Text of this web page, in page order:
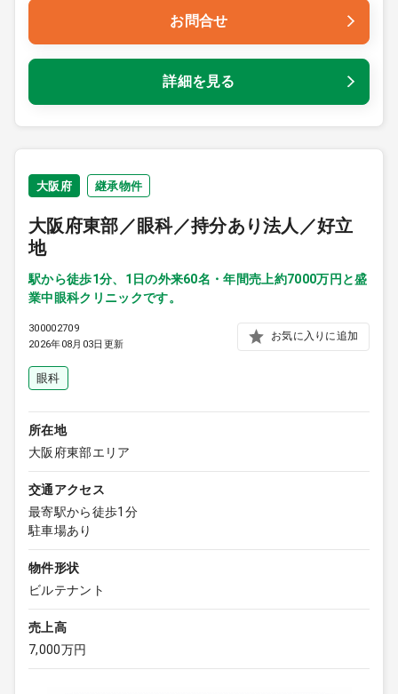
お問合せ
詳細を見る
大阪府 継承物件
大阪府東部／眼科／持分あり法人／好立
地
駅から徒歩1分、1日の外来60名・年間売上約7000万円と盛
業中眼科クリニックです。
300002709
2026年08月03日更新
お気に入りに追加
眼科
所在地
大阪府東部エリア
交通アクセス
最寄駅から徒歩1分
駐車場あり
物件形状
ビルテナント
売上高
7,000万円